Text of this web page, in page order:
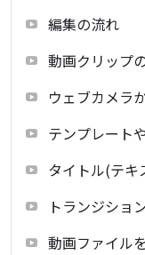
編集の流れ
動画クリップ
ウェブカメラ
テンプレート
タイトル(テキ
トランジショ
動画ファイル